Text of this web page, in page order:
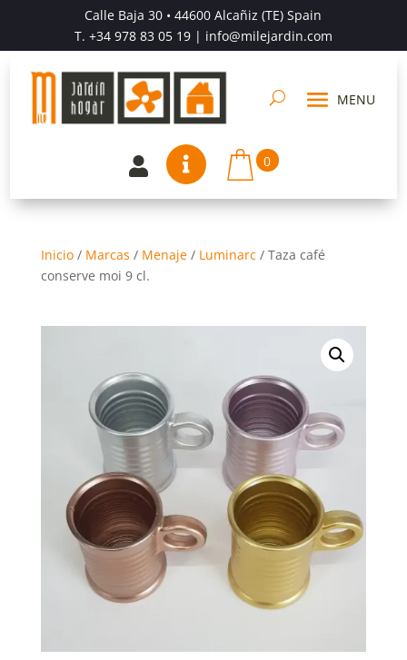
Calle Baja 30 • 44600 Alcañiz (TE) Spain
T. +34 978 83 05 19| info@milejardin.com
  0
Inicio/ Marcas / Menaje/ Luminarc/ Taza café
conserve moi 9 cl.